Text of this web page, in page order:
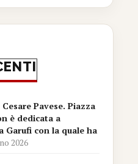
Pavese. Piazza
è dedicata a
Garufi con la quale ha
2026